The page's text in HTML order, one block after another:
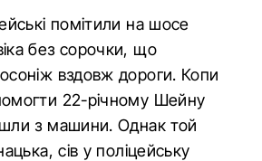
помітили на шосе
без сорочки, що
вздовж дороги. Копи
22-річному Шейну
з машини. Однак той
сів у поліцейську